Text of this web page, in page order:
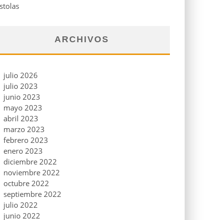
ARCHIVOS
julio 2026
julio 2023
junio 2023
mayo 2023
abril 2023
marzo 2023
febrero 2023
enero 2023
diciembre 2022
noviembre 2022
octubre 2022
septiembre 2022
julio 2022
junio 2022